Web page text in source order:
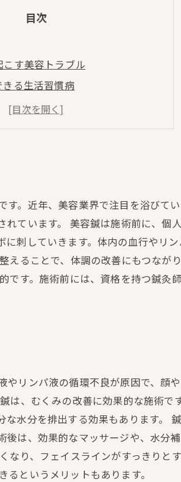
目次
す美容トラブル
る生活習慣病
。近年、美容業界で注目を浴びて
ています。 美容鍼は施術前に、個
刺していきます。体内の血行やリ
ることで、体調の改善にもつなが
す。施術前には、資格を持つ鍼灸
リンパ液の循環不良が原因で、顔
は、むくみの改善に効果的な施術で
水分を排出する効果もあります。
は、効果的なマッサージや、水分
り、フェイスラインがすっきりと
というメリットもあります。